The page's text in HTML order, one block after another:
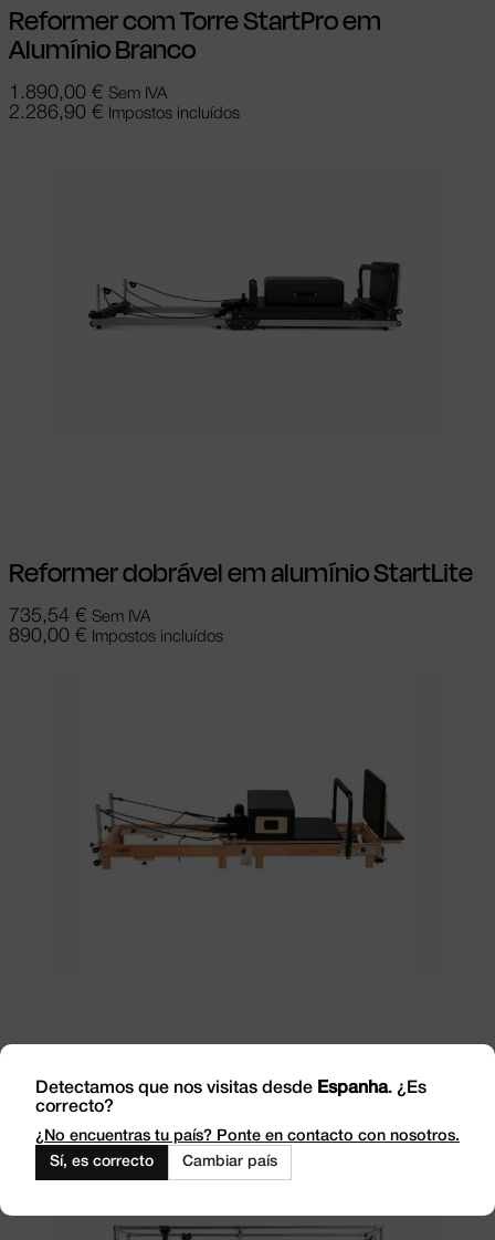
Reformer com Torre StartPro em
Alumínio Branco
1.890,00 € Sem IVA
2.286,90 € Impostos incluídos
Reformer dobrável em alumínio StartLite
735,54 € Sem IVA
890,00 € Impostos incluídos
Reformer dobrável de madeira Advance
1.350,00€ Sem IVA
1.633,50 € Impostos incluídos
Detectamos que nos visitas desde Espanha. ¿Es
correcto?
¿No encuentras tu país? Ponte en contacto con nosotros.
Sí, es correcto
Cambiar país